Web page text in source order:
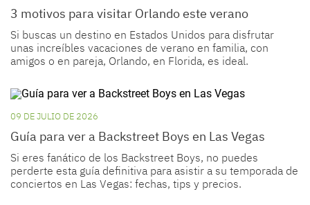
3 motivos para visitar Orlando este verano
Si buscas un destino en Estados Unidos para disfrutar
unas increíbles vacaciones de verano en familia, con
amigos o en pareja, Orlando, en Florida, es ideal.
09 DE JULIO DE 2026
Guía para ver a Backstreet Boys en Las Vegas
Si eres fanático de los Backstreet Boys, no puedes
perderte esta guía definitiva para asistir a su temporada de
conciertos en Las Vegas: fechas, tips y precios.